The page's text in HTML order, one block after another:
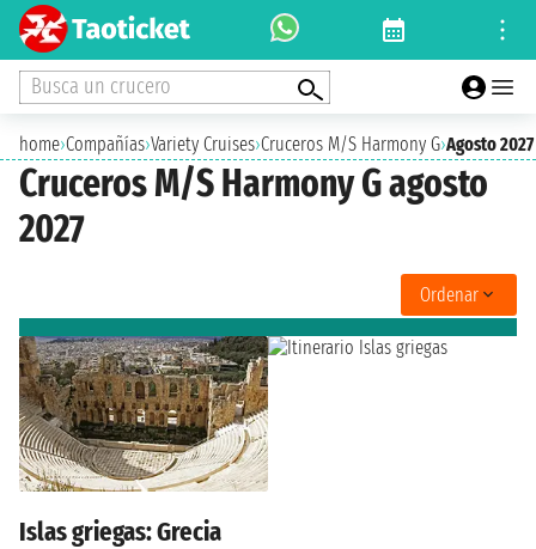
Busca un crucero
home›Compañías›Variety Cruises›Cruceros M/S Harmony G›Agosto 2027
Cruceros M/S Harmony G agosto
2027
Ordenar
Islas griegas: Grecia